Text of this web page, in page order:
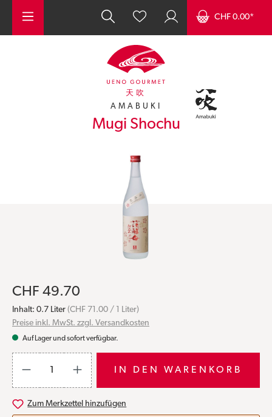
CHF 0.00*
天吹
AMABUKI
Mugi Shochu
CHF 49.70
Inhalt: 0.7 Liter (CHF 71.00 / 1 Liter)
Preise inkl. MwSt. zzgl. Versandkosten
Auf Lager und sofort verfügbar.
Produkt Anzahl: Gib den gewünschten Wert ein oder benutze die
IN DEN WARENKORB
Zum Merkzettel hinzufügen